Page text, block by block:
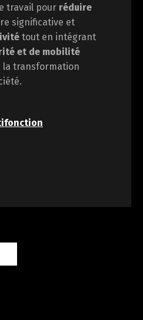
travail pour réduire
significative et
tout en intégrant
et de mobilité
la transformation